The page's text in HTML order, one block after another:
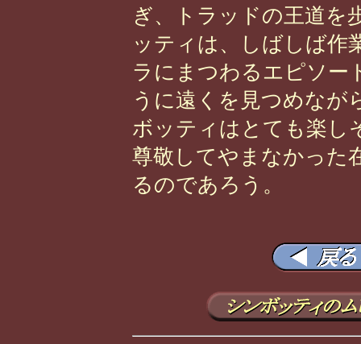
ぎ、トラッドの王道を
ッティは、しばしば作
ラにまつわるエピソー
うに遠くを見つめなが
ボッティはとても楽し
尊敬してやまなかった
るのであろう。